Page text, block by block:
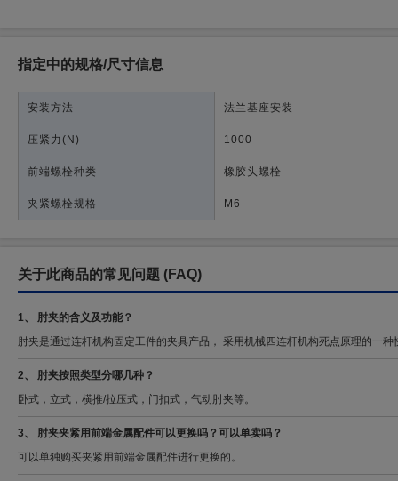
指定中的规格/尺寸信息
安装方法 法兰基座安装
压紧力 (N) 1000
前端螺栓种类 橡胶头螺栓
夹紧螺栓规格 M6
关于此商品的常见问题 (FAQ)
1、 肘夹的含义及功能？
肘夹是通过连杆机构固定工件的夹具产品， 采用机械四连杆机构死点原理的一
2、 肘夹按照类型分哪几种？
卧式，立式，横推/拉压式，门扣式，气动肘夹等。
3、 肘夹夹紧用前端金属配件可以更换吗？可以单卖吗？
可以单独购买夹紧用前端金属配件进行更换的。